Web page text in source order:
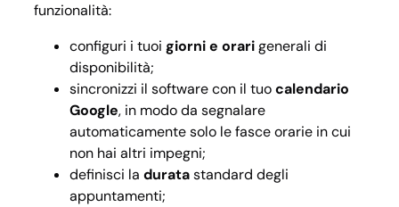
funzionalità:
configuri i tuoi giorni e orarigenerali di
disponibilità;
sincronizzi il software con il tuocalendario
Google, in modo da segnalare
automaticamente solo le fasce orarie in cui
non hai altri impegni;
definisci la duratastandard degli
appuntamenti;